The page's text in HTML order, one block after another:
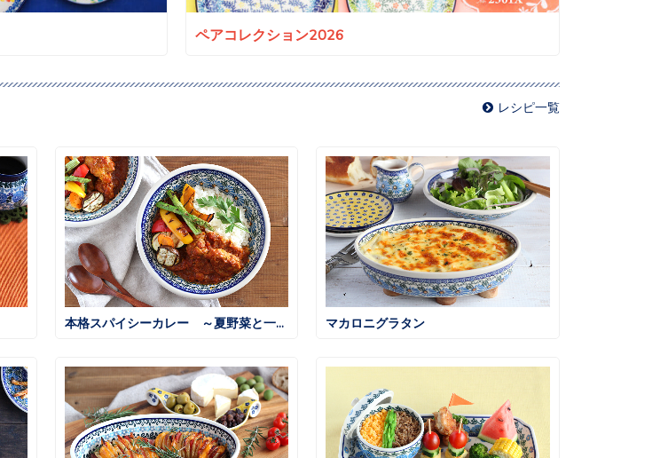
ペアコレクション2026
レシピ一覧
本格スパイシーカレー ～夏野菜と一緒に～ マカロニグラタン